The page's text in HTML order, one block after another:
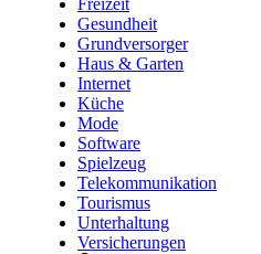
Freizeit
Gesundheit
Grundversorger
Haus & Garten
Internet
Küche
Mode
Software
Spielzeug
Telekommunikation
Tourismus
Unterhaltung
Versicherungen